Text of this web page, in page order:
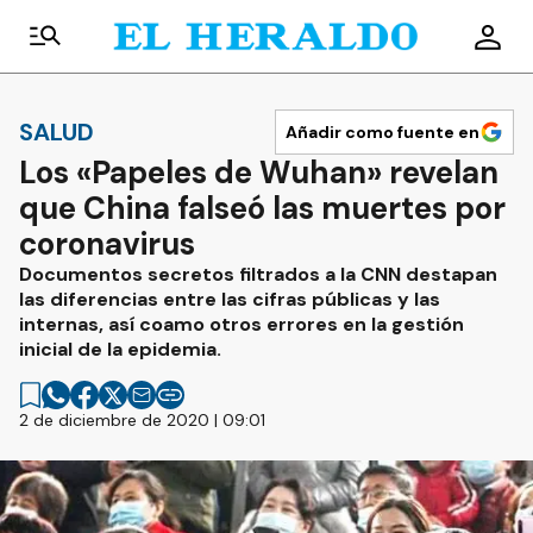
SALUD Añadir como fuente en
Los «Papeles de Wuhan» revelan
que China falseó las muertes por
coronavirus
Documentos secretos filtrados a la CNN destapan
las diferencias entre las cifras públicas y las
internas, así coamo otros errores en la gestión
inicial de la epidemia.
2 de diciembre de 2020 | 09:01